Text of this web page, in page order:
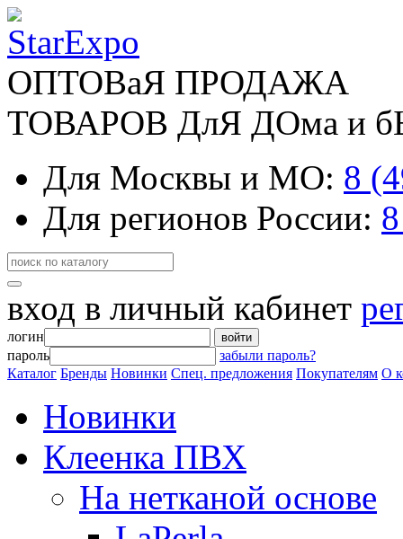
ОПТОВаЯ ПРОДАЖА
ТОВАРОВ ДлЯ ДОма и
Для Москвы и МО: 8
Для регионов России:
вход в личный кабинет
логин войти
пароль
забыли пароль?
Каталог Бренды Новинки Спец. предложения Покупателям О
Новинки
Клеенка ПВХ
На нетканой основе